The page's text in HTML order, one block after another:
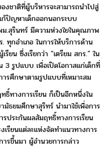
ชาติที่ผู้บริหารจะสามารถนำไปสู่
ปัญหาเด็กออกนอกระบบ
ม.สุรินทร์ มีความห่วงใยในคุณภาพ
ทุกอำเภอ ในการให้บริการด้าน
เรียนซึ่งเรียกว่า “เตรียม สกร.” ใน
น 3 รูปแบบเพื่อเปิดโอกาสแก่เด็กที่
ารศึกษาตามรูปแบบที่เหมาะสม
ธิ์ทางการเรียน ก็เป็นอีกหนึ่งใน
ธยมศึกษาสุริทร์ นำมาใช้เพื่อการ
ระกันผลสัมฤทธิ์ทางการเรียน
เรียนแต่ละแห่งจัดทำแนวทางการ
รขึ้นมา ผู้อำนวยการกล่าว